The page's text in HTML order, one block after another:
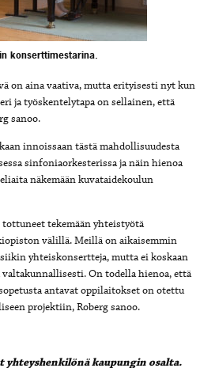
konserttimestarina.
on aina vaativa, mutta erityisesti nyt kun
ja työskentelytapa on sellainen, että
sanoo.
innoissaan tästä mahdollisuudesta
sinfoniaorkesterissa ja näin hienoa
näkemään kuvataidekoulun
tottuneet tekemään yhteistyötä
välillä. Meillä on aikaisemmin
yhteiskonsertteja, mutta ei koskaan
valtakunnallisesti. On todella hienoa, että
antavat oppilaitokset on otettu
projektiin, Roberg sanoo.
yhteyshenkilönä kaupungin osalta.